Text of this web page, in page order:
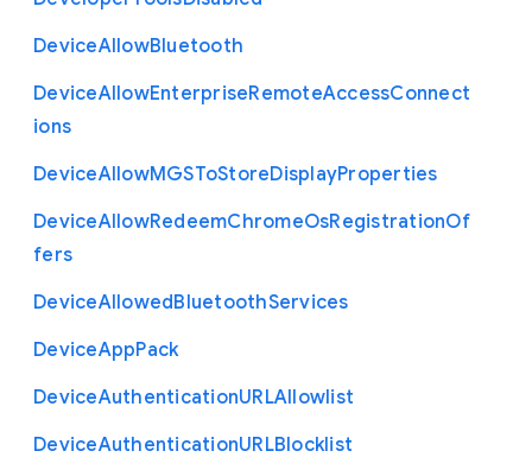
DeviceAllowBluetooth
DeviceAllowEnterpriseRemoteAccessConnect
ions
DeviceAllowMGSToStoreDisplayProperties
DeviceAllowRedeemChromeOsRegistrationOf
fers
DeviceAllowedBluetoothServices
DeviceAppPack
DeviceAuthenticationURLAllowlist
DeviceAuthenticationURLBlocklist